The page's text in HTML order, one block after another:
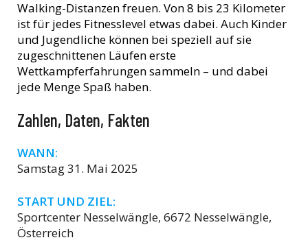
Walking-Distanzen freuen. Von 8 bis 23 Kilometer
ist für jedes Fitnesslevel etwas dabei. Auch Kinder
und Jugendliche können bei speziell auf sie
zugeschnittenen Läufen erste
Wettkampferfahrungen sammeln – und dabei
jede Menge Spaß haben.
Zahlen, Daten, Fakten
WANN:
Samstag 31. Mai 2025
START UND ZIEL:
Sportcenter Nesselwängle, 6672 Nesselwängle,
Österreich